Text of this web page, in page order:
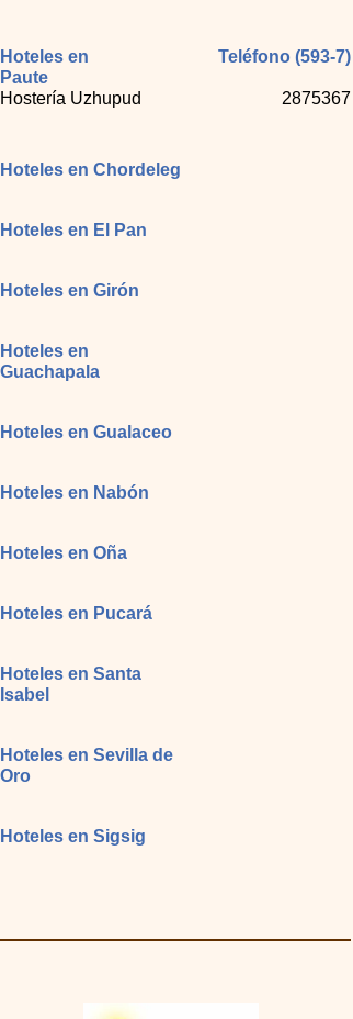
Hoteles en Chordeleg
Hoteles en El Pan
Hoteles en Girón
Hoteles en
Guachapala
Hoteles en Gualaceo
Hoteles en Nabón
Hoteles en Oña
Hoteles en Pucará
Hoteles en Santa
Isabel
Hoteles en Sevilla de
Oro
Hoteles en Sigsig
Hoteles en
Paute
Hostería Uzhupud
2875367
Teléfono (593-7)